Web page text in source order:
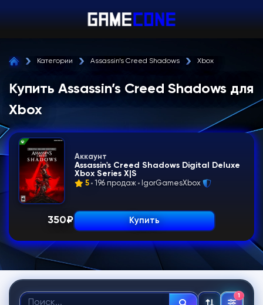
Категории Assassin’s Creed Shadows Xbox
Купить Assassin’s Creed Shadows для
Xbox
Аккаунт
Assassin's Creed Shadows Digital Deluxe
Xbox Series X|S
5 196 продаж IgorGamesXbox
350₽ Купить
1